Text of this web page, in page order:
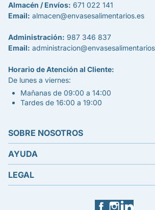
Almacén / Envíos: 671 022 141
Email: almacen@envasesalimentarios.es
Administración: 987 346 837
Email:
Horario de Atención al Cliente:
De lunes a viernes:
Mañanas de 09:00 a 14:00
Tardes de 16:00 a 19:00
SOBRE NOSOTROS
AYUDA
LEGAL